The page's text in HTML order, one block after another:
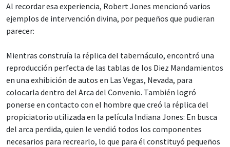
Al recordar esa experiencia, Robert Jones mencionó varios
ejemplos de intervención divina, por pequeños que pudieran
parecer:
Mientras construía la réplica del tabernáculo, encontró una
reproducción perfecta de las tablas de los Diez Mandamientos
en una exhibición de autos en Las Vegas, Nevada, para
colocarla dentro del Arca del Convenio. También logró
ponerse en contacto con el hombre que creó la réplica del
propiciatorio utilizada en la película Indiana Jones: En busca
del arca perdida, quien le vendió todos los componentes
necesarios para recrearlo, lo que para él constituyó pequeños